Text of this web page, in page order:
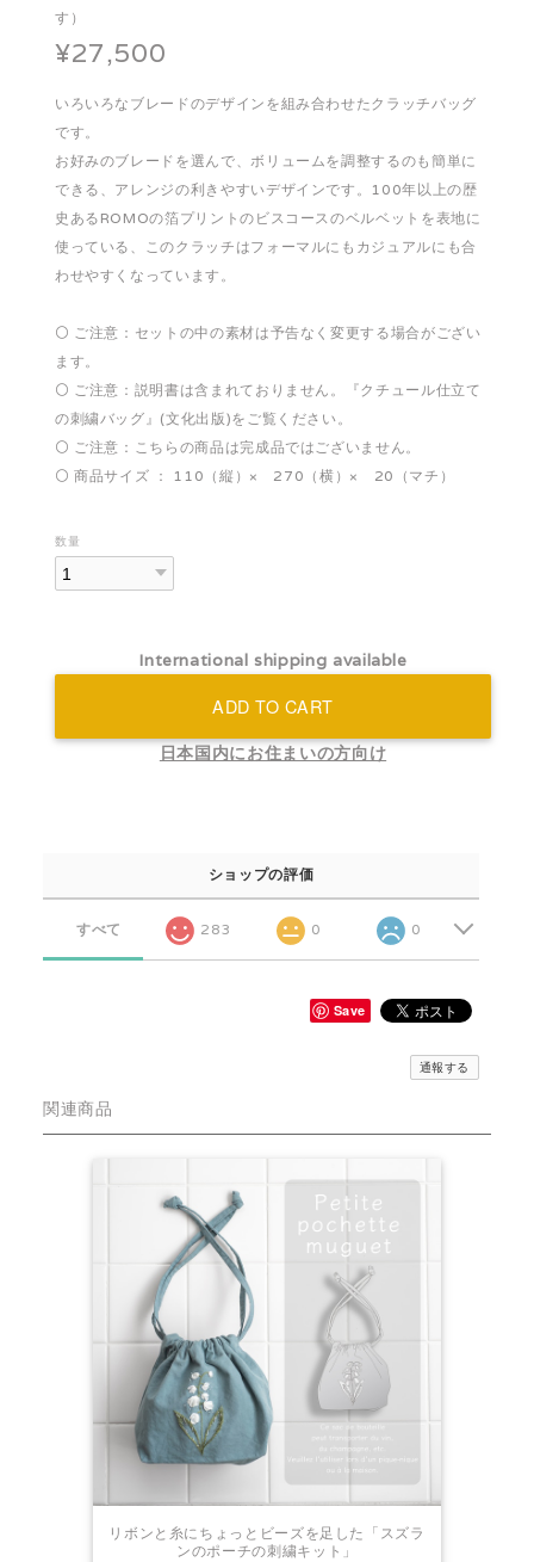
す）
¥27,500
いろいろなブレードのデザインを組み合わせたクラッチバッグ
です。
お好みのブレードを選んで、ボリュームを調整するのも簡単に
できる、アレンジの利きやすいデザインです。100年以上の歴
史あるROMOの箔プリントのビスコースのベルベットを表地に
使っている、このクラッチはフォーマルにもカジュアルにも合
わせやすくなっています。
⚪️ ご注意：セットの中の素材は予告なく変更する場合がござい
ます。
⚪️ ご注意：説明書は含まれておりません。『クチュール仕立て
の刺繍バッグ』(文化出版)をご覧ください。
⚪️ ご注意：こちらの商品は完成品ではございません。
⚪️ 商品サイズ ： 110（縦）× 270（横）× 20（マチ）
数量
International shipping available
ADD TO CART
日本国内にお住まいの方向け
ショップの評価
すべて 283 0 0
Save
通報する
関連商品
リボンと糸にちょっとビーズを足した「スズラ
ンのポーチの刺繍キット」